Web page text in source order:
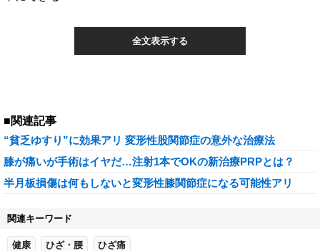
全文表示する
■関連記事
“貧乏ゆすり”に効果アリ 変形性股関節症の意外な治療法
膝が痛いが手術はイヤだ…注射1本でOKの新治療PRPとは？
半月板損傷は何もしないと変形性膝関節症になる可能性アリ
関連キーワード
健康 ひざ・腰 ひざ痛